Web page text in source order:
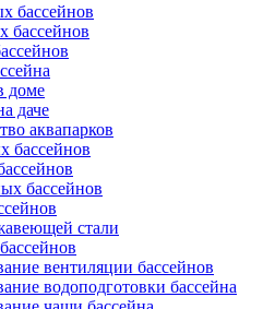
бассейнов
бассейнов
доме
даче
аквапарков
бассейнов
бассейнов
стали
вентиляции бассейнов
водоподготовки бассейна